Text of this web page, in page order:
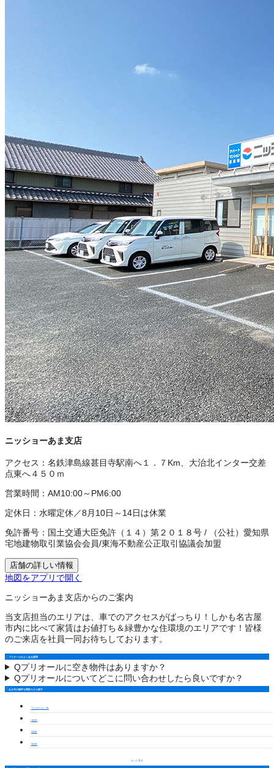
ニッショーあま支店
アクセス： 名鉄津島線甚目寺駅南へ１．７Km、大治北インター交差
点東へ４５０ｍ
営業時間： AM10:00～PM6:00
定休日： 水曜定休／8月10日～14日は休業
免許番号： 国土交通大臣免許（１４）第２０１８号 /
（公社）愛知県
宅地建物取引業協会会員/東海不動産公正取引協議会加盟
店舗の詳しい情報
地図をアプリで開く
ニッショーあま支店からのご案内
当支店担当のエリアは、車でのアクセスがばっちり！しかも名古屋
市内に比べて家賃はお値打ち＆緑豊かな住環境のエリアです！皆様
のご来店を社員一同お待ちしております。
プリオールのよくある質問
Qプリオールに空き物件はありますか？
Qプリオールについてどこに問い合わせしたら良いですか？
あま市の物件を間取りから探す
ワンルーム・1K
1LDK
2LDK
3LDK
もっと見る